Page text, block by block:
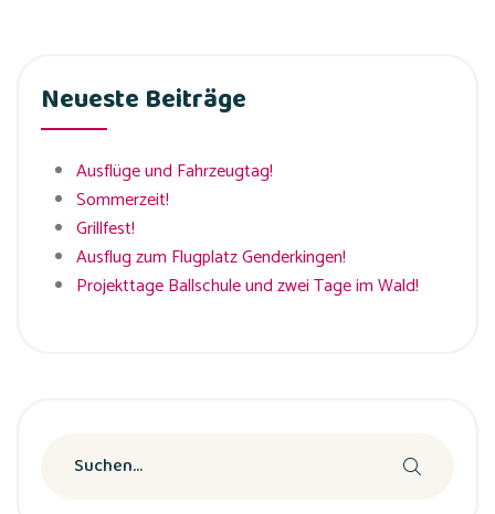
Neueste Beiträge
Ausflüge und Fahrzeugtag!
Sommerzeit!
Grillfest!
Ausflug zum Flugplatz Genderkingen!
Projekttage Ballschule und zwei Tage im Wald!